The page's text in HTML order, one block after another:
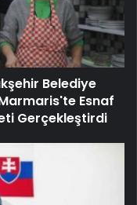
Belediye
Esnaf
Gerçekleştirdi